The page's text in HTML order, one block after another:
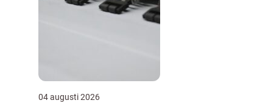
04 augusti 2026